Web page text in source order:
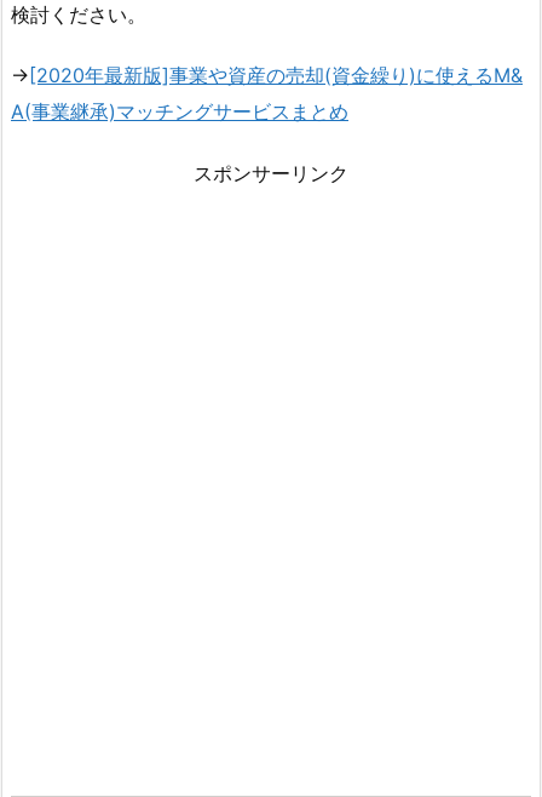
検討ください。
→ [2020年最新版]事業や資産の売却(資金繰り)に使えるM&
A(事業継承)マッチングサービスまとめ
スポンサーリンク